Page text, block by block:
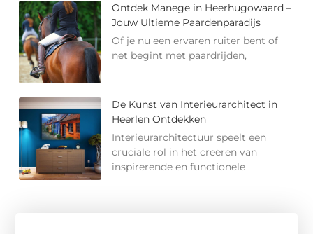
Ontdek Manege in Heerhugowaard –
Jouw Ultieme Paardenparadijs
Of je nu een ervaren ruiter bent of
net begint met paardrijden,
De Kunst van Interieurarchitect in
Heerlen Ontdekken
Interieurarchitectuur speelt een
cruciale rol in het creëren van
inspirerende en functionele